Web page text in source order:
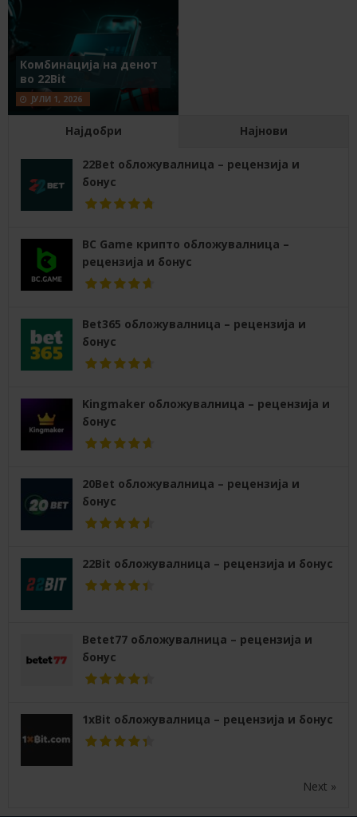
Комбинација на денот
во 22Bit
ЈУЛИ 1, 2026
Најдобри Најнови
22Bet обложувалница – рецензија и
бонус
BC Game крипто обложувалница –
рецензија и бонус
Bet365 обложувалница – рецензија и
бонус
Kingmaker обложувалница – рецензија и
бонус
20Bet обложувалница – рецензија и
бонус
22Bit обложувалница – рецензија и бонус
Betet77 обложувалница – рецензија и
бонус
1xBit обложувалница – рецензија и бонус
Next »